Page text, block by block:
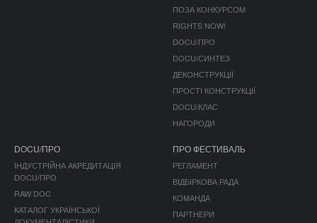
ПОЗА КОНКУРСОМ
RIGHTS NOW!
DOCU/ПРО
DOCU/СИНТЕЗ
ДЕКОНСТРУКЦІЇ
ПРОСТІ КОНСТРУКЦІЇ
DOCU/КЛАС
НАГОРОДИ
DOCU/ПРО
ІНДУСТРІЙНА АКРЕДИТАЦІЯ
DOCU/ПРО
RAW DOC
КАТАЛОГ УКРАЇНСЬКОЇ
ПРО ФЕСТИВАЛЬ
РЕГЛАМЕНТ
ВІДБІРКОВА РАДА
КОМАНДА
ПАРТНЕРИ